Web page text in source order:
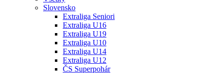
Slovensko
Extraliga Seniori
Extraliga U16
Extraliga U19
Extraliga U10
Extraliga U14
Extraliga U12
ČS Superpohár